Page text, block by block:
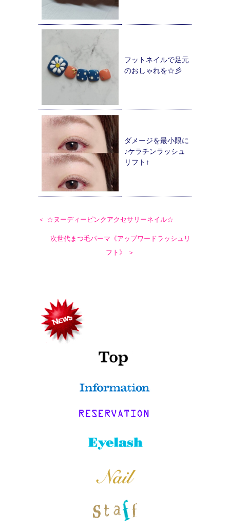
フットネイルで足元
のおしゃれを☆彡
ダメージを最小限に
♪ケラチンラッシュ
リフト↑
＜ ☆ヌーディーピンクアクセサリーネイル☆
次世代まつ毛パーマ《アップワードラッシュリ
フト》 ＞